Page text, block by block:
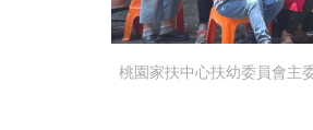
桃園家扶中心扶幼委員會主